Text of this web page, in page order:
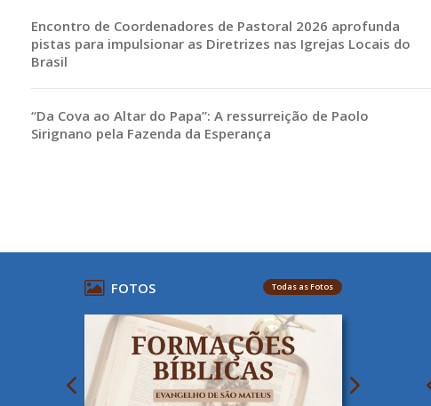
Encontro de Coordenadores de Pastoral 2026 aprofunda
pistas para impulsionar as Diretrizes nas Igrejas Locais do
Brasil
“Da Cova ao Altar do Papa”: A ressurreição de Paolo
Sirignano pela Fazenda da Esperança
FOTOS Todas as Fotos